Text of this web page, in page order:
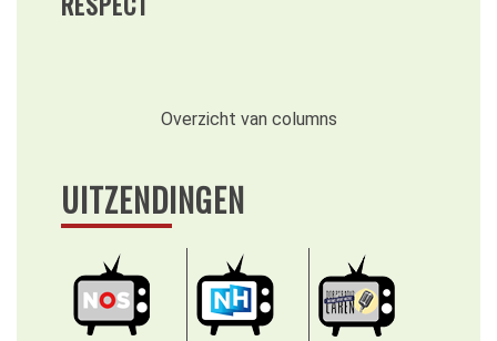
Overzicht van columns
UITZENDINGEN